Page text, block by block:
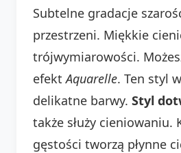
Subtelne gradacje
przestrzeni. Miękkie
trójwymiarowości.
efektAquarelle. Ten styl
delikatne barwy. Styl
także służy cieniowaniu.
gęstości tworzą płynne